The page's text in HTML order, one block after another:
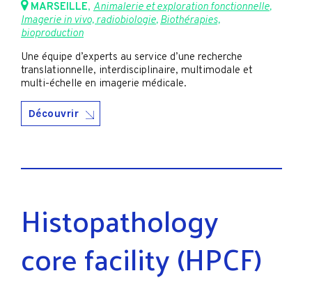
MARSEILLE, Animalerie et exploration fonctionnelle,
Imagerie in vivo, radiobiologie,Biothérapies,
bioproduction
Une équipe d’experts au service d’une recherche
translationnelle, interdisciplinaire, multimodale et
multi-échelle en imagerie médicale.
Découvrir
Histopathology
core facility (HPCF)